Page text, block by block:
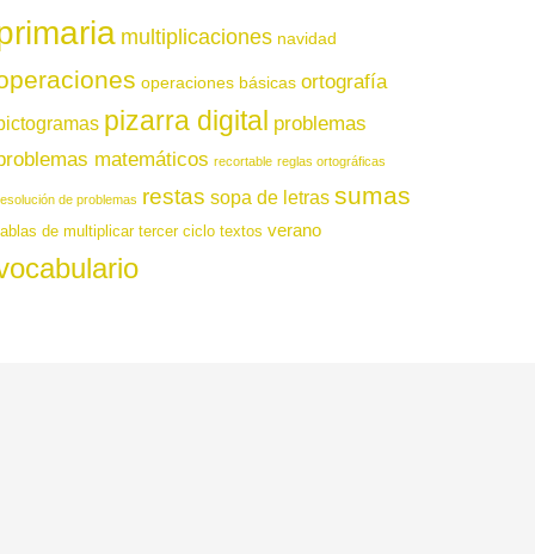
multiplicaciones navidad
operaciones básicas ortografía
pizarra digital problemas
matemáticos recortable reglas ortográficas
de problemas restas sopa de letras sumas
de multiplicar tercer ciclo textos verano